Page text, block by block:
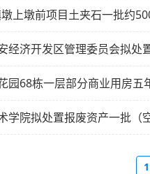
墩上墩前项目土夹石一批约
经济开发区管理委员会拟
园68栋一层部分商业用房
学院拟处置报废资产一批
1